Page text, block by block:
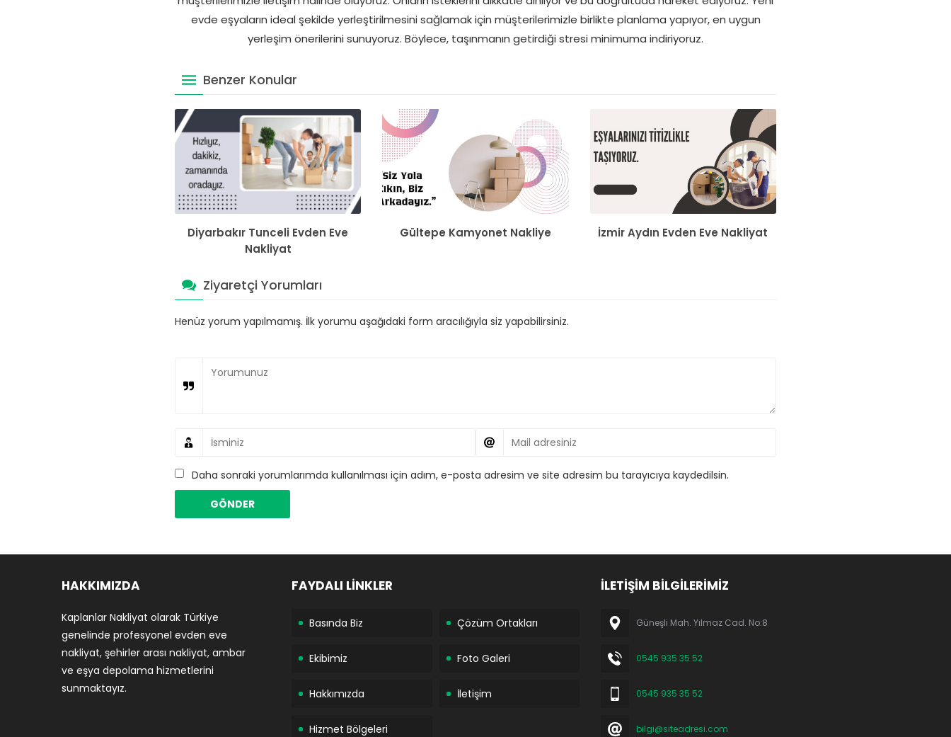
evde eşyaların ideal şekilde yerleştirilmesini sağlamak için müşterilerimizle birlikte planlama yapıyor, en uygun
yerleşim önerilerini sunuyoruz. Böylece, taşınmanın getirdiği stresi minimuma indiriyoruz.
Benzer Konular
Diyarbakır Tunceli Evden Eve
Nakliyat
Gültepe Kamyonet Nakliye İzmir Aydın Evden Eve Nakliyat
Ziyaretçi Yorumları
Henüz yorum yapılmamış. İlk yorumu aşağıdaki form aracılığıyla siz yapabilirsiniz.
Daha sonraki yorumlarımda kullanılması için adım, e-posta adresim ve site adresim bu tarayıcıya kaydedilsin.
HAKKIMIZDA
Kaplanlar Nakliyat olarak Türkiye
genelinde profesyonel evden eve
nakliyat, şehirler arası nakliyat, ambar
ve eşya depolama hizmetlerini
sunmaktayız.
FAYDALI LİNKLER
Basında Biz Çözüm Ortakları
Ekibimiz Foto Galeri
Hakkımızda İletişim
Hizmet Bölgeleri
İLETİŞİM BİLGİLERİMİZ
Güneşli Mah. Yılmaz Cad. No:8
0545 935 35 52
0545 935 35 52
bilgi@siteadresi.com